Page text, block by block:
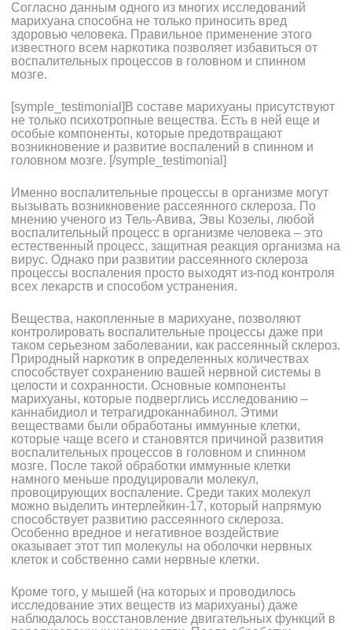
Согласно данным одного из многих исследований
марихуана способна не только приносить вред
здоровью человека. Правильное применение этого
известного всем наркотика позволяет избавиться от
воспалительных процессов в головном и спинном
мозге.
[symple_testimonial]В составе марихуаны присутствуют
не только психотропные вещества. Есть в ней еще и
особые компоненты, которые предотвращают
возникновение и развитие воспалений в спинном и
головном мозге. [/symple_testimonial]
Именно воспалительные процессы в организме могут
вызывать возникновение рассеянного склероза. По
мнению ученого из Тель-Авива, Эвы Козелы, любой
воспалительный процесс в организме человека – это
естественный процесс, защитная реакция организма на
вирус. Однако при развитии рассеянного склероза
процессы воспаления просто выходят из-под контроля
всех лекарств и способом устранения.
Вещества, накопленные в марихуане, позволяют
контролировать воспалительные процессы даже при
таком серьезном заболевании, как рассеянный склероз.
Природный наркотик в определенных количествах
способствует сохранению вашей нервной системы в
целости и сохранности. Основные компоненты
марихуаны, которые подверглись исследованию –
каннабидиол и тетрагидроканнабинол. Этими
веществами были обработаны иммунные клетки,
которые чаще всего и становятся причиной развития
воспалительных процессов в головном и спинном
мозге. После такой обработки иммунные клетки
намного меньше продуцировали молекул,
провоцирующих воспаление. Среди таких молекул
можно выделить интерлейкин-17, который напрямую
способствует развитию рассеянного склероза.
Особенно вредное и негативное воздействие
оказывает этот тип молекулы на оболочки нервных
клеток и собственно сами нервные клетки.
Кроме того, у мышей (на которых и проводилось
исследование этих веществ из марихуаны) даже
наблюдалось восстановление двигательных функций в